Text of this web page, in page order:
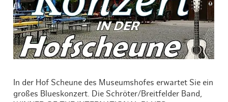
In der Hof Scheune des Museumshofes erwartet Sie ein
großes Blueskonzert. Die Schröter/Breitfelder Band,